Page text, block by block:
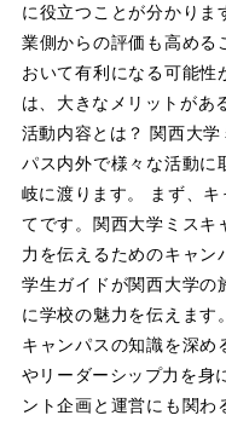
に役立つことが分かりま
業側からの評価も高める
おいて有利になる可能性
は、大きなメリットがあ
活動内容とは？ 関西大
パス内外で様々な活動に
岐に渡ります。 まず、
てです。関西大学ミスキ
力を伝えるためのキャン
学生ガイドが関西大学の
に学校の魅力を伝えます
キャンパスの知識を深め
やリーダーシップ力を身
ント企画と運営にも関わ